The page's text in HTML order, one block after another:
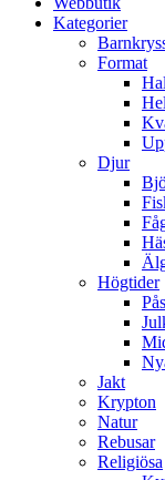
Kategorier
Format
Djur
Högtider
Jakt
Krypton
Natur
Rebusar
Religiösa